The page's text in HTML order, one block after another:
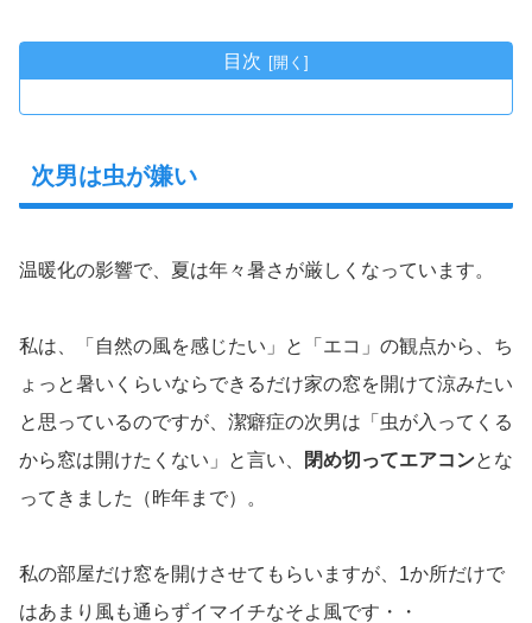
目次
次男は虫が嫌い
温暖化の影響で、夏は年々暑さが厳しくなっています。
私は、「自然の風を感じたい」と「エコ」の観点から、ち
ょっと暑いくらいならできるだけ家の窓を開けて涼みたい
と思っているのですが、潔癖症の次男は「虫が入ってくる
から窓は開けたくない」と言い、
閉め切ってエアコンとな
ってきました（昨年まで）。
私の部屋だけ窓を開けさせてもらいますが、1か所だけで
はあまり風も通らずイマイチなそよ風です・・